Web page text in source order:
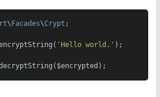
\ Facades\Crypt ;
'Hello world.' );